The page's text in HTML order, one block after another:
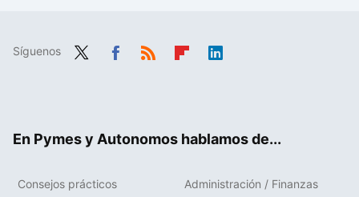
Síguenos
En Pymes y Autonomos hablamos de...
Consejos prácticos Administración / Finanzas